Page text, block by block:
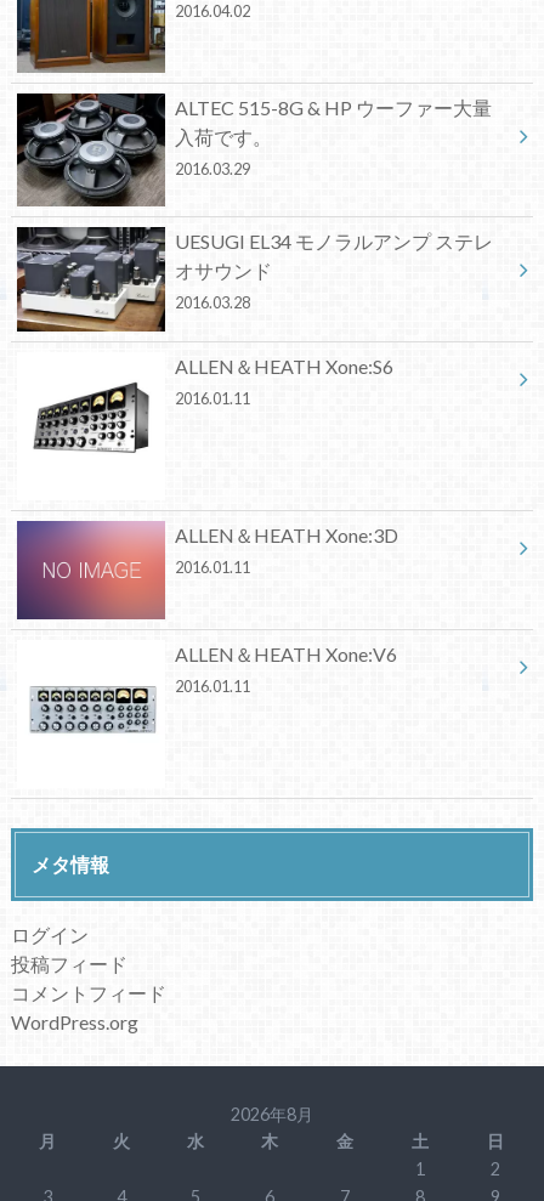
2016.04.02
ALTEC 515-8G & HP ウーファー大量
入荷です。
2016.03.29
UESUGI EL34 モノラルアンプ ステレ
オサウンド
2016.03.28
ALLEN＆HEATH Xone:S6
2016.01.11
ALLEN＆HEATH Xone:3D
2016.01.11
ALLEN＆HEATH Xone:V6
2016.01.11
メタ情報
ログイン
投稿フィード
コメントフィード
WordPress.org
2026年8月
月
火 水 木 金 土
日
1
2